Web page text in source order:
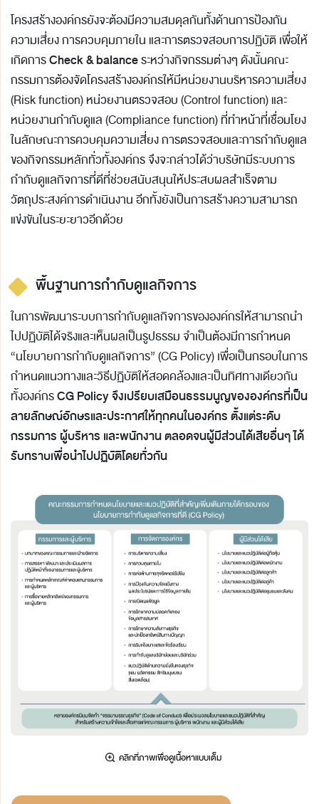
โครงสร้างองค์กรยังจะต้องมีความสมดุลกันทั้งด้านการป้องกัน
ความเสี่ยง การควบคุมภายใน และการตรวจสอบการปฏิบัติ เพื่อให้
เกิดการCheck & balanceระหว่างกิจกรรมต่างๆ ดังนั้นคณะ
กรรมการต้องจัดโครงสร้างองค์กรให้มีหน่วยงานบริหารความเสี่ยง
(Risk function) หน่วยงานตรวจสอบ (Control function) และ
หน่วยงานกำกับดูแล (Compliance function) ที่ทำหน้าที่เชื่อมโยง
ในลักษณะการควบคุมความเสี่ยง การตรวจสอบและการกำกับดูแล
ของกิจกรรมหลักทั่วทั้งองค์กร จึงจะกล่าวได้ว่าบริษัทมีระบบการ
กำกับดูแลกิจการที่ดีที่ช่วยสนับสนุนให้ประสบผลสำเร็จตาม
วัตถุประสงค์การดำเนินงาน อีกทั้งยังเป็นการสร้างความสามารถ
แข่งขันในระยะยาวอีกด้วย
พื้นฐานการกำกับดูแลกิจการ
ในการพัฒนาระบบการกำกับดูแลกิจการขององค์กรให้สามารถนำ
ไปปฏิบัติได้จริงและเห็นผลเป็นรูปธรรม จำเป็นต้องมีการกำหนด
“นโยบายการกำกับดูแลกิจการ” (CG Policy) เพื่อเป็นกรอบในการ
กำหนดแนวทางและวิธีปฏิบัติให้สอดคล้องและเป็นทิศทางเดียวกัน
ทั้งองค์กรCG Policy จึงเปรียบเสมือนธรรมนูญขององค์กรที่เป็น
ลายลักษณ์อักษรและประกาศให้ทุกคนในองค์กร ตั้งแต่ระดับ
กรรมการ ผู้บริหาร และพนักงาน ตลอดจนผู้มีส่วนได้เสียอื่นๆ ได้
รับทราบเพื่อนำไปปฏิบัติโดยทั่วกัน